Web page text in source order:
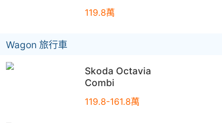
119.8萬
Wagon 旅行車
Skoda Octavia
Combi
119.8-161.8萬